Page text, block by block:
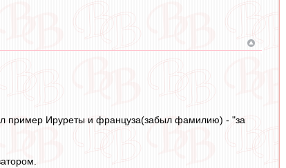
пример Ируреты и француза(забыл фамилию) - "за